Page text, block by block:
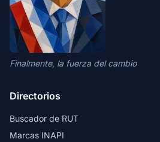
Finalmente, la fuerza del cambio
Directorios
Buscador de RUT
Marcas INAPI